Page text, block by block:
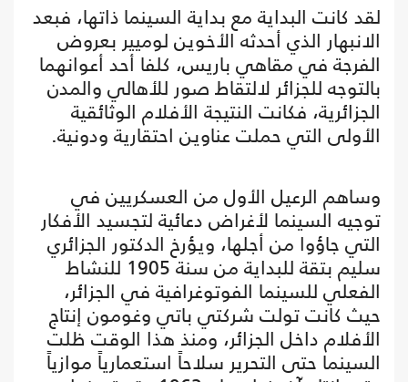
لقد كانت البداية مع بداية السينما ذاتها، فبعد
الانبهار الذي أحدثه الأخوين لوميير بعروض
الفرجة في مقاهي باريس، كلفا أحد أعوانهما
بالتوجه للجزائر لالتقاط صور للأهالي والمدن
الجزائرية، فكانت النتيجة الأفلام الوثائقية
الأولى التي حملت عناوين احتقارية ودونية.
وساهم الرعيل الأول من العسكريين في
توجيه السينما لأغراض دعائية لتجسيد الأفكار
التي جاؤوا من أجلها، ويؤرخ الدكتور الجزائري
سليم بتقة للبداية من سنة 1905 للنشاط
الفعلي للسينما الفوتوغرافية في الجزائر،
حيث كانت تولت شركتي باتي وغومون إنتاج
الأفلام داخل الجزائر، ومنذ هذا الوقت ظلت
السينما حتى التحرير سلاحاً استعمارياً موازياً